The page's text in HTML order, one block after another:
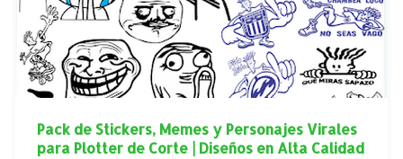
Pack de Stickers, Memes y Personajes Virales
para Plotter de Corte | Diseños en Alta Calidad